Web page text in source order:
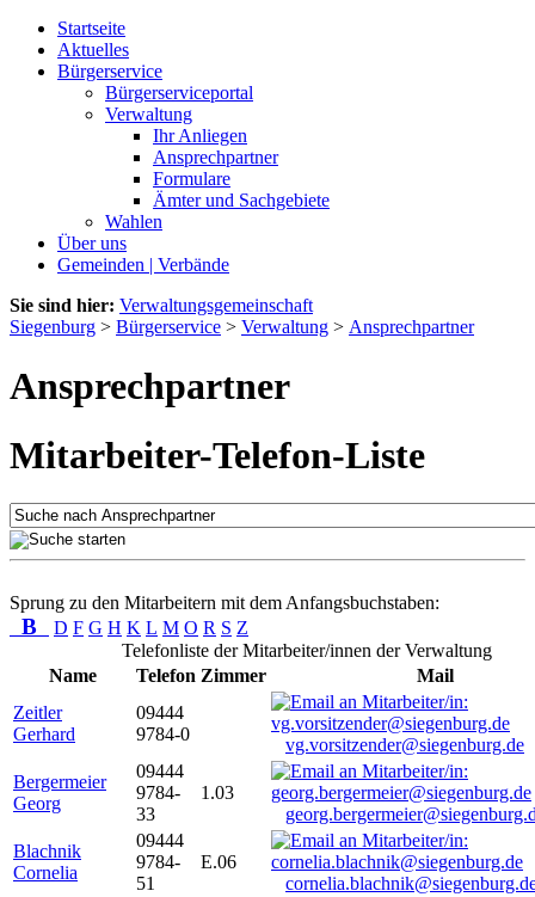
Startseite
Aktuelles
Bürgerservice
Bürgerserviceportal
Verwaltung
Ihr Anliegen
Ansprechpartner
Formulare
Ämter und Sachgebiete
Wahlen
Über uns
Gemeinden | Verbände
Sie sind hier: Verwaltungsgemeinschaft
Siegenburg > Bürgerservice > Verwaltung > Ansprechpartner
Ansprechpartner
Mitarbeiter-Telefon-Liste
Sprung zu den Mitarbeitern mit dem Anfangsbuchstaben:
B D F G H K L M O R S Z
Telefonliste der Mitarbeiter/innen der Verwaltung
Name
Telefon Zimmer
Mail
Zeitler
Gerhard
09444
9784-0
vg.vorsitzender@siegenburg.de
Bergermeier
Georg
09444
9784-
33
1.03
Blachnik
Cornelia
09444
9784-
51
E.06